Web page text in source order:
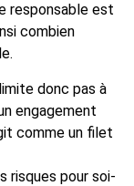
responsable est
combien
donc pas à
engagement
comme un filet
risques pour soi-